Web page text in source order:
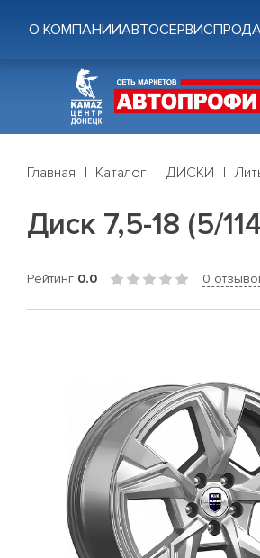
О КОМПАНИИАВТОСЕРВИС
Главная Каталог ДИСКИ
Диск 7,5-18 (5/
Рейтинг 0.0 0